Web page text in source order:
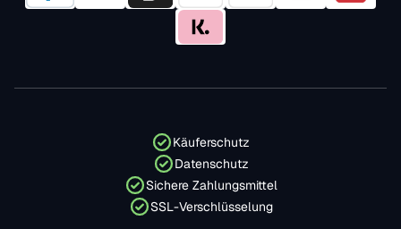
Käuferschutz
Datenschutz
Sichere Zahlungsmittel
SSL-Verschlüsselung